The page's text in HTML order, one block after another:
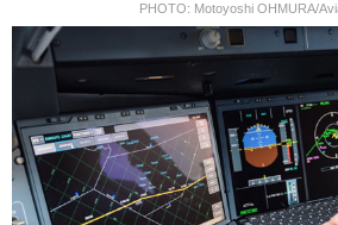
PHOTO: Motoyoshi OHMURA/